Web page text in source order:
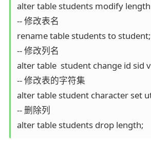
alter table students modify
-- 修改表名
rename table students to student;
-- 修改列名
alter table  student change id sid
-- 修改表的字符集
alter table student character set
-- 删除列
alter table students drop length;